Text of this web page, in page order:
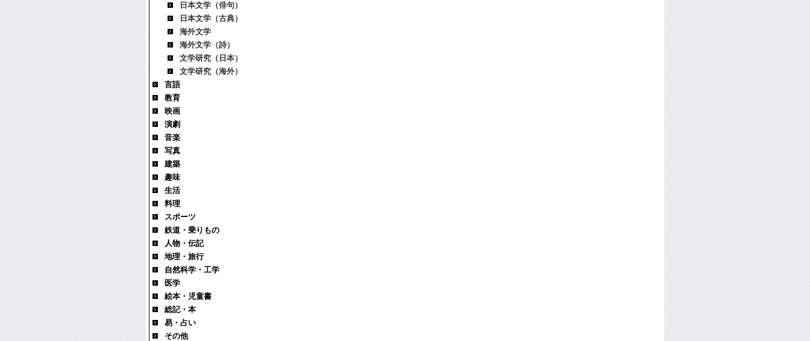
日本文学（俳句）
日本文学（古典）
海外文学
海外文学（詩）
文学研究（日本）
文学研究（海外）
言語
教育
映画
演劇
音楽
写真
建築
趣味
生活
料理
スポーツ
鉄道・乗りもの
人物・伝記
地理・旅行
自然科学・工学
医学
絵本・児童書
総記・本
易・占い
その他